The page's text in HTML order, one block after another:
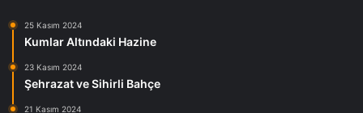
25 Kasım 2024
Kumlar Altındaki Hazine
23 Kasım 2024
Şehrazat ve Sihirli Bahçe
21 Kasım 2024